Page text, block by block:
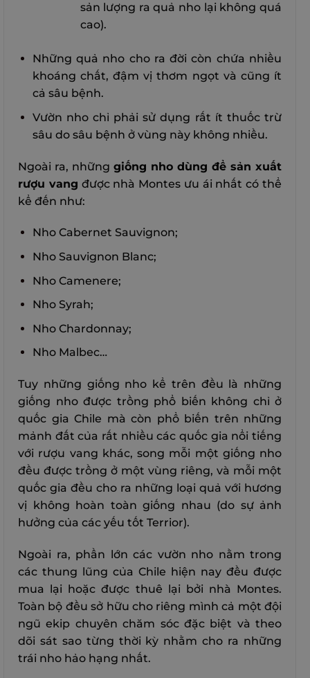
sản lượng ra quả nho lại không quá
cao).
Những quả nho cho ra đời còn chứa nhiều
khoáng chất, đậm vị thơm ngọt và cũng ít
cả sâu bệnh.
Vườn nho chỉ phải sử dụng rất ít thuốc trừ
sâu do sâu bệnh ở vùng này không nhiều.
Ngoài ra, những giống nho dùng để sản xuất
rượu vang được nhà Montes ưu ái nhất có thể
kể đến như:
Nho Cabernet Sauvignon;
Nho Sauvignon Blanc;
Nho Camenere;
Nho Syrah;
Nho Chardonnay;
Nho Malbec…
Tuy những giống nho kể trên đều là những
giống nho được trồng phổ biến không chỉ ở
quốc gia Chile mà còn phổ biến trên những
mảnh đất của rất nhiều các quốc gia nổi tiếng
với rượu vang khác, song mỗi một giống nho
đều được trồng ở một vùng riêng, và mỗi một
quốc gia đều cho ra những loại quả với hương
vị không hoàn toàn giống nhau (do sự ảnh
hưởng của các yếu tốt Terrior).
Ngoài ra, phần lớn các vườn nho nằm trong
các thung lũng của Chile hiện nay đều được
mua lại hoặc được thuê lại bởi nhà Montes.
Toàn bộ đều sở hữu cho riêng mình cả một đội
ngũ ekip chuyên chăm sóc đặc biệt và theo
dõi sát sao từng thời kỳ nhằm cho ra những
trái nho hảo hạng nhất.